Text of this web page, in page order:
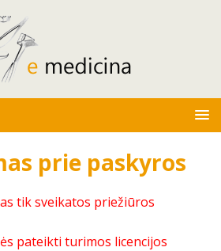
prie paskyros
tik sveikatos priežiūros
pateikti turimos licencijos